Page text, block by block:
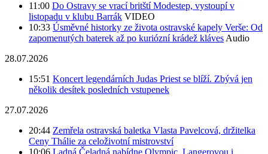
11:00 Do Ostravy se vrací britští Modestep, vystoupí v
listopadu v klubu Barrák VIDEO
10:33 Úsměvné historky ze života ostravské kapely Verše: Od
zapomenutých baterek až po kuriózní krádež kláves Audio
28.07.2026
15:51 Koncert legendárních Judas Priest se blíží. Zbývá jen
několik desítek posledních vstupenek
27.07.2026
20:44 Zemřela ostravská baletka Vlasta Pavelcová, držitelka
Ceny Thálie za celoživotní mistrovství